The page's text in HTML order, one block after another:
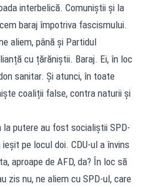
interbelică. Comuniștii și la
baraj împotriva fascismului.
aliem, până și Partidul
cu țărăniștii. Baraj. Ei, în loc
sanitar. Și atunci, în toate
coaliții false, contra naturii și
la putere au fost socialiștii SPD-
pe locul doi. CDU-ul a învins
aproape de AFD, da? În loc să
zis nu, ne aliem cu SPD-ul, care